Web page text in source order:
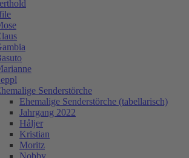
Senderstörche
Ehemalige Senderstörche (tabellarisch)
Jahrgang 2022
Håljer
Kristian
Moritz
Nobby